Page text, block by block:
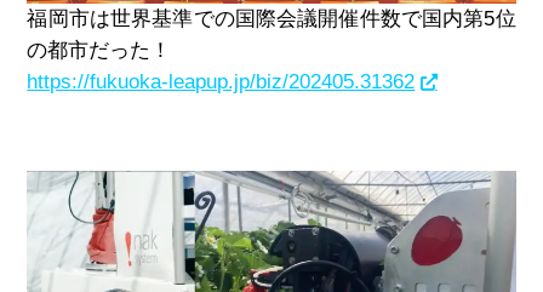
福岡市は世界基準での国際会議開催件数で国内第5位
の都市だった！
https://fukuoka-leapup.jp/biz/202405.31362